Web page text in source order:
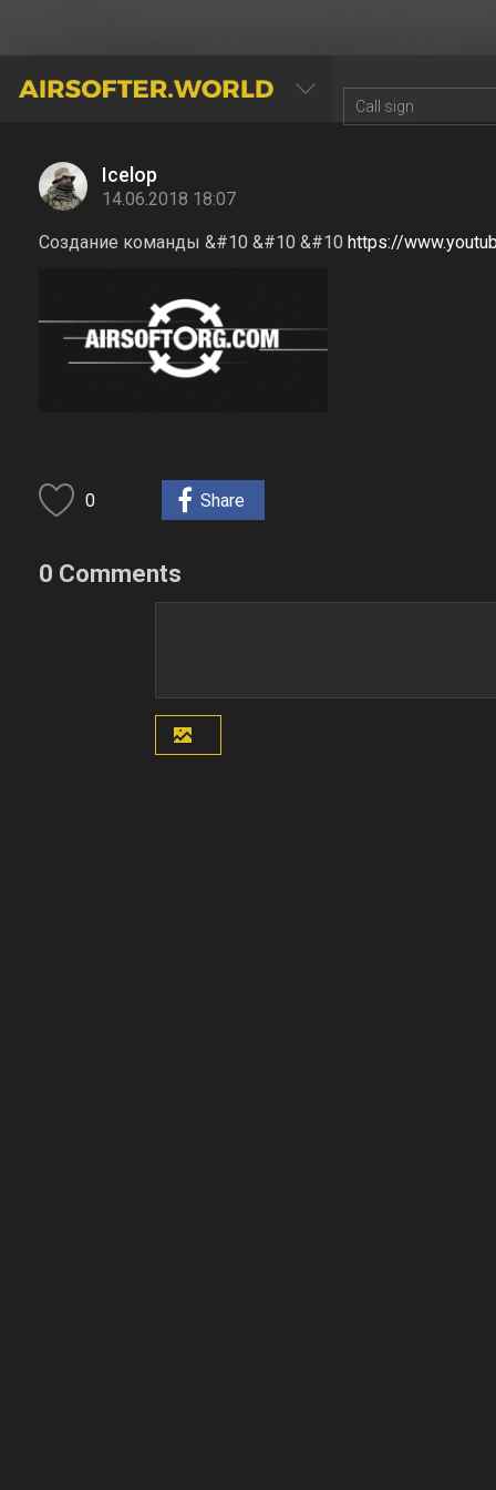
AIRSOFTER.WORLD
Icelop
14.06.2018 18:07
Создание команды &#10 &#10 &#10 https://
0 Share
0 Comments